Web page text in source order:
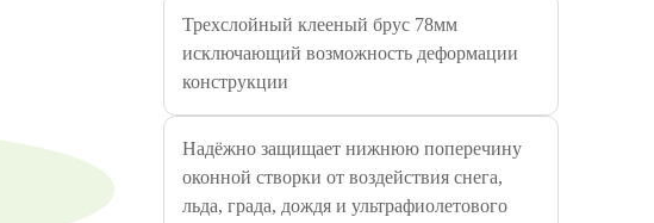
Трехслойный клееный брус 78мм
исключающий возможность деформации
конструкции
Надёжно защищает нижнюю поперечину
оконной створки от воздействия снега,
льда, града, дождя и ультрафиолетового